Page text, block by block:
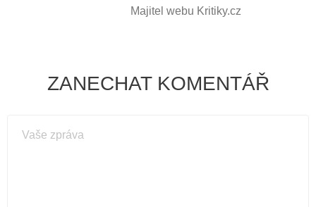
Majitel webu Kritiky.cz
ZANECHAT KOMENTÁŘ